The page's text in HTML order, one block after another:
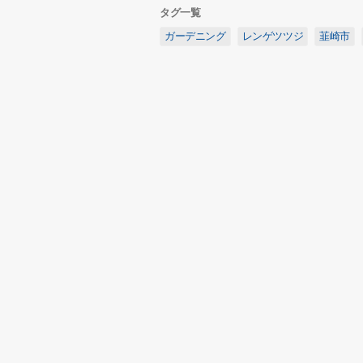
タグ一覧
ガーデニング
レンゲツツジ 韮崎市